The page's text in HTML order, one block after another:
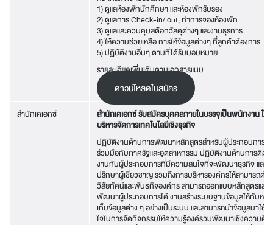
1) ดูแลห้องพักนักศึกษา และห้องพักรับรอง
2) ดูแลการ Check-in/ out, ทำการจองห้องพัก
3) ดูแลและควบคุมสต๊อกวัสดุต่างๆ และงานธุรการ
4) ให้ความช่วยเหลือ การให้ข้อมูลต่างๆ ที่ลูกค้าต้องการ
5) ปฏิบัติงานอื่นๆ ตามที่ได้รับมอบหมาย
รายละเอียดเพิ่มเติมตามเอกสารแนบ
ดาวน์โหลดใบสมัคร
สำนักเคเอกซ์
สำนักเคเอกซ์ รับสมัครบุคคลภายในบรรจุเป็นพนักงาน ใน
บริหารจัดการเทคโนโลยีเชิงธุรกิจ
ปฏิบัติงานด้านการพัฒนาหลักสูตรสำหรับผู้ประกอบการ ส
ร่วมมือกับภาครัฐและอุตสาหกรรม ปฏิบัติงานด้านการติดต่
งานกับผู้ประกอบการที่มีความสนใจที่จะพัฒนาธุรกิจ และ
ปรึกษาผู้เชี่ยวชาญ รวมถึงการบริหารองค์กรให้สามารถดำ
วิสัยทัศน์และพันธกิจองค์กร สามารถออกแบบหลักสูตรและ
พัฒนาผู้ประกอบการได้ งานสร้างระบบฐานข้อมูลให้กับหน่
เก็บข้อมูลต่าง ๆ อย่างเป็นระบบ และสามารถนำข้อมูลมาใช้
ใจในการจัดกิจกรรมให้ความรู้องค์รวมพัฒนาเชิงความคิด